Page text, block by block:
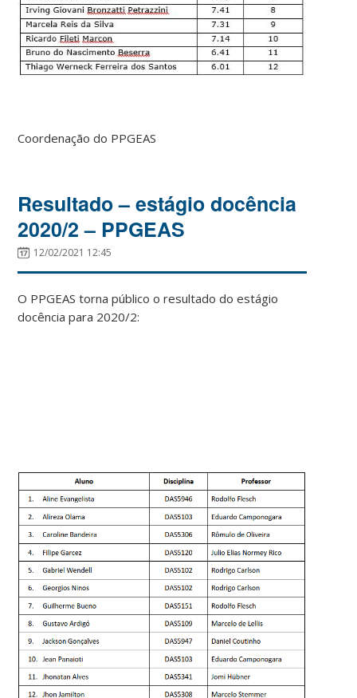
Coordenação do PPGEAS
Resultado – estágio docência
2020/2 – PPGEAS
12/02/2021 12:45
O PPGEAS torna público o resultado do estágio
docência para 2020/2: